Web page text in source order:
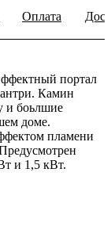
Оплата
портал
Камин
и боьлшие
доме.
пламени
и 1,5 кВт.